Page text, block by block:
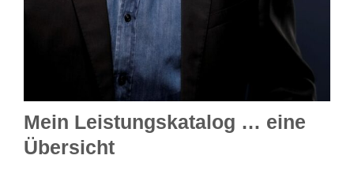
Mein Leistungskatalog … eine
Übersicht